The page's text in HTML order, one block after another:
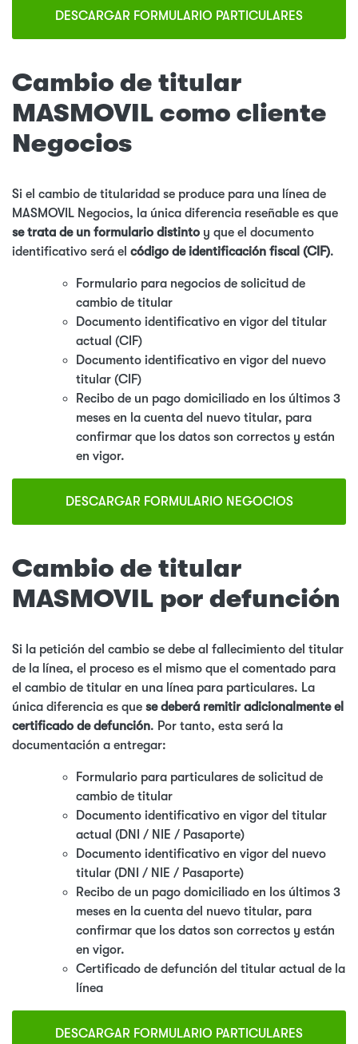
DESCARGAR FORMULARIO PARTICULARES
Cambio de titular
MASMOVIL como cliente
Negocios
Si el cambio de titularidad se produce para una línea de
MASMOVIL Negocios, la única diferencia reseñable es que
se trata de un formulario distinto y que el documento
identificativo será el código de identificación fiscal (CIF).
Formulario para negocios de solicitud de
cambio de titular
Documento identificativo en vigor del titular
actual (CIF)
Documento identificativo en vigor del nuevo
titular (CIF)
Recibo de un pago domiciliado en los últimos 3
meses en la cuenta del nuevo titular, para
confirmar que los datos son correctos y están
en vigor.
DESCARGAR FORMULARIO NEGOCIOS
Cambio de titular
MASMOVIL por defunción
Si la petición del cambio se debe al fallecimiento del titular
de la línea, el proceso es el mismo que el comentado para
el cambio de titular en una línea para particulares. La
única diferencia es que se deberá remitir adicionalmente el
certificado de defunción. Por tanto, esta será la
documentación a entregar:
Formulario para particulares de solicitud de
cambio de titular
Documento identificativo en vigor del titular
actual (DNI / NIE / Pasaporte)
Documento identificativo en vigor del nuevo
titular (DNI / NIE / Pasaporte)
Recibo de un pago domiciliado en los últimos 3
meses en la cuenta del nuevo titular, para
confirmar que los datos son correctos y están
en vigor.
Certificado de defunción del titular actual de la
línea
DESCARGAR FORMULARIO PARTICULARES